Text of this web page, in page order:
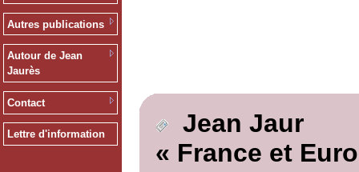
Autres publications
Autour de Jean
Jaurès
Contact
Lettre d'information
Jean Jaur
« France et